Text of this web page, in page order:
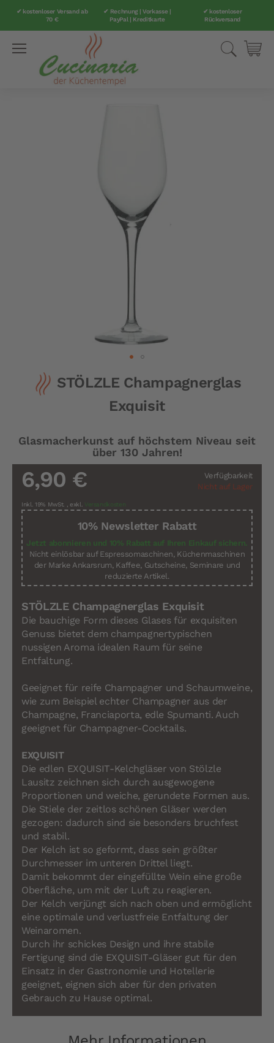
✔ kostenloser Versand ab
70 €
✔ Rechnung | Vorkasse |
PayPal | Kreditkarte
✔ kostenloser
Rückversand
Suche
STÖLZLE Champagnerglas
Exquisit
Glasmacherkunst auf höchstem Niveau seit
über 130 Jahren!
Verfügbarkeit
Nicht auf Lager
6,90 €
Inkl. 19% MwSt. , exkl. Versandkosten
10% Newsletter Rabatt
Jetzt abonnieren und 10% Rabatt auf Ihren Einkauf sichern.
Nicht einlösbar auf Espressomaschinen, Küchenmaschinen
der Marke Ankarsrum, Kaffee, Gutscheine, Seminare und
reduzierte Artikel.
STÖLZLE Champagnerglas Exquisit
Die bauchige Form dieses Glases für exquisiten
Genuss bietet dem champagnertypischen
nussigen Aroma idealen Raum für seine
Entfaltung.
Geeignet für reife Champagner und Schaumweine,
wie zum Beispiel echter Champagner aus der
Champagne, Franciaporta, edle Spumanti. Auch
geeignet für Champagner-Cocktails.
EXQUISIT
Die edlen EXQUISIT-Kelchgläser von Stölzle
Lausitz zeichnen sich durch ausgewogene
Proportionen und weiche, gerundete Formen aus.
Die Stiele der zeitlos schönen Gläser werden
gezogen: dadurch sind sie besonders bruchfest
und stabil.
Der Kelch ist so geformt, dass sein größter
Durchmesser im unteren Drittel liegt.
Damit bekommt der eingefüllte Wein eine große
Oberfläche, um mit der Luft zu reagieren.
Der Kelch verjüngt sich nach oben und ermöglicht
eine optimale und verlustfreie Entfaltung der
Weinaromen.
Durch ihr schickes Design und ihre stabile
Fertigung sind die EXQUISIT-Gläser gut für den
Einsatz in der Gastronomie und Hotellerie
geeignet, eignen sich aber für den privaten
Gebrauch zu Hause optimal.